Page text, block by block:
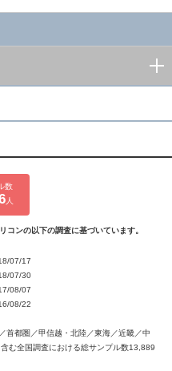
数
人
コンの以下の調査に基づいています。
07/17
07/30
08/07
08/22
首都圏／甲信越・北陸／東海／近畿／中
む全国調査における総サンプル数13,889